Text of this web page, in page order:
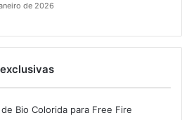
de 2026
exclusivas
Bio Colorida para Free Fire